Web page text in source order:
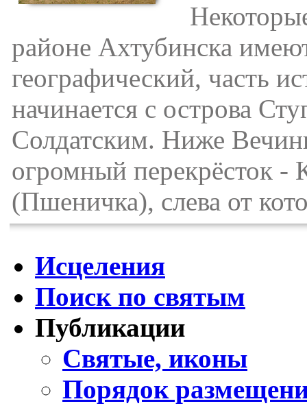
районе Ахтубинска
географический, часть
начинается с острова
Солдатским. Ниже
огромный перекрёсток
(Пшеничка), слева от
Исцеления
Поиск по святым
Публикации
Святые, иконы
Порядок